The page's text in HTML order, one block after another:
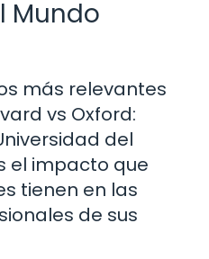
Mundo
más relevantes
vs Oxford:
del
el impacto que
tienen en las
de sus